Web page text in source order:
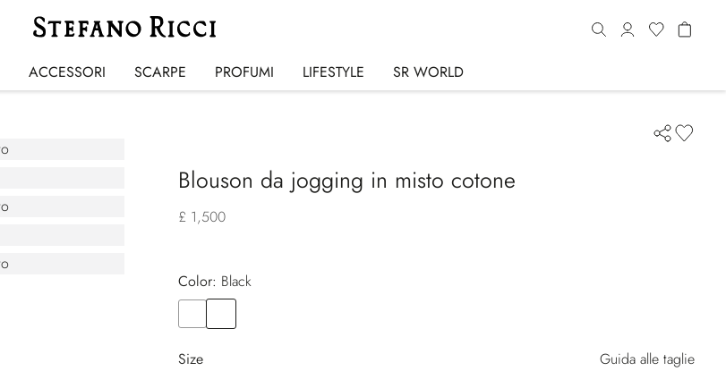
ACCESSORI SCARPE PROFUMI LIFESTYLE SR WORLD
Blouson da jogging in misto cotone
£ 1,500
Color:
black
Size
Guida alle taglie